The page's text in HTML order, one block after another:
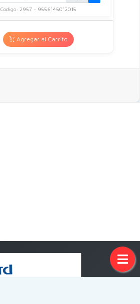
Codigo: 2957 - 9556145012015
Agregar al Carrito